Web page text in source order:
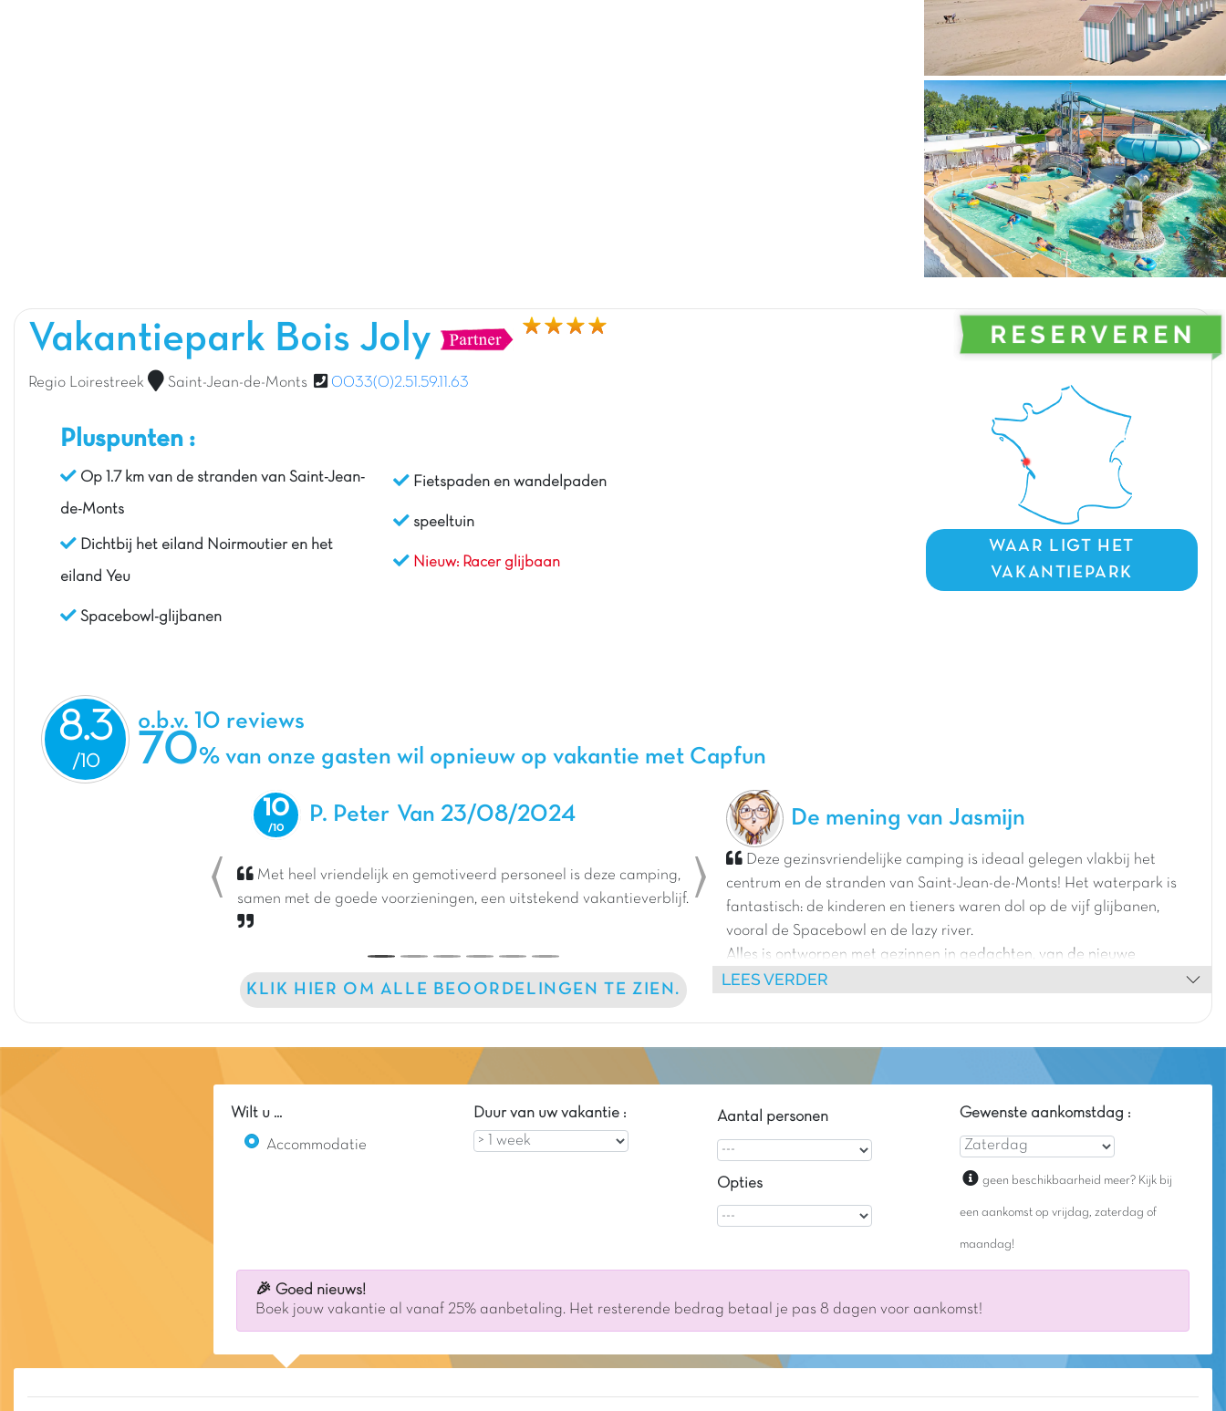
Vakantiepark Bois Joly
Regio Loirestreek Saint-Jean-de-Monts 0033(0)2.51.59.11.63
Pluspunten :
Op 1.7 km van de stranden van Saint-Jean-
de-Monts
Dichtbij het eiland Noirmoutier en het
eiland Yeu
Spacebowl-glijbanen
Fietspaden en wandelpaden
speeltuin
Nieuw: Racer glijbaan
WAAR LIGT HET
VAKANTIEPARK
8.3 o.b.v. 10 reviews
70% van onze gasten wil opnieuw op vakantie met Capfun
10 P. Peter Van 23/08/2024
Met heel vriendelijk en gemotiveerd personeel is deze camping,
samen met de goede voorzieningen, een uitstekend vakantieverblijf.
Previous Next
KLIK HIER OM ALLE BEOORDELINGEN TE ZIEN.
De mening van Jasmijn
Deze gezinsvriendelijke camping is ideaal gelegen vlakbij het
centrum en de stranden van Saint-Jean-de-Monts! Het waterpark is
fantastisch: de kinderen en tieners waren dol op de vijf glijbanen,
vooral de Spacebowl en de lazy river.
Alles is ontworpen met gezinnen in gedachten, van de nieuwe
speeltuin tot het multifunctionele sportveld. Het is ook het perfecte
naar een leuke en gezellige vakantie in de Vendée, hoeft u niet verder
te zoeken! Wij raden het van harte aan.
LEES VERDER
Wilt u ...
Accommodatie
Duur van uw vakantie : Aantal personen
Opties
Gewenste aankomstdag :
geen beschikbaarheid meer? Kijk bij
een aankomst op vrijdag, zaterdag of
maandag!
🎉 Goed nieuws!
Boek jouw vakantie al vanaf 25% aanbetaling. Het resterende bedrag betaal je pas 8 dagen voor aankomst!